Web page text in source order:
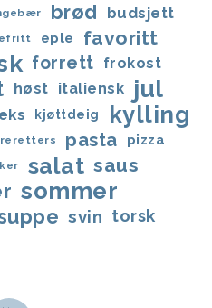
brød budsjett
eple favoritt
forrett frokost
høst italiensk
jul
kjøttdeig kylling
pasta pizza
salat saus
sommer
svin torsk